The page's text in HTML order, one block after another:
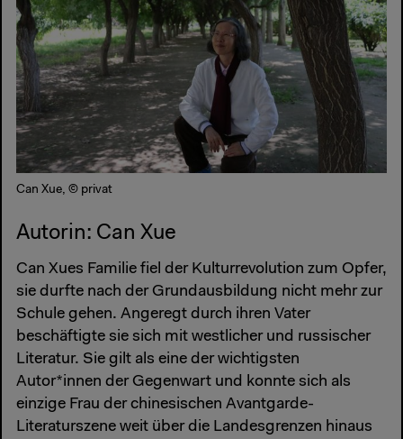
Can Xue, © privat
Autorin: Can Xue
Can Xues Familie fiel der Kulturrevolution zum Opfer,
sie durfte nach der Grundausbildung nicht mehr zur
Schule gehen. Angeregt durch ihren Vater
beschäftigte sie sich mit westlicher und russischer
Literatur. Sie gilt als eine der wichtigsten
Autor*innen der Gegenwart und konnte sich als
einzige Frau der chinesischen Avantgarde-
Literaturszene weit über die Landesgrenzen hinaus